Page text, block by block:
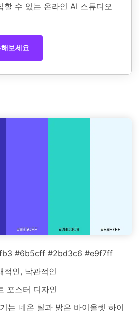
할 수 있는 온라인 AI 스튜디오
보세요
#6b5cff #2bd3c6 #e9f7ff
적인, 낙관적인
포스터 디자인
는 네온 틸과 밝은 바이올렛 하이